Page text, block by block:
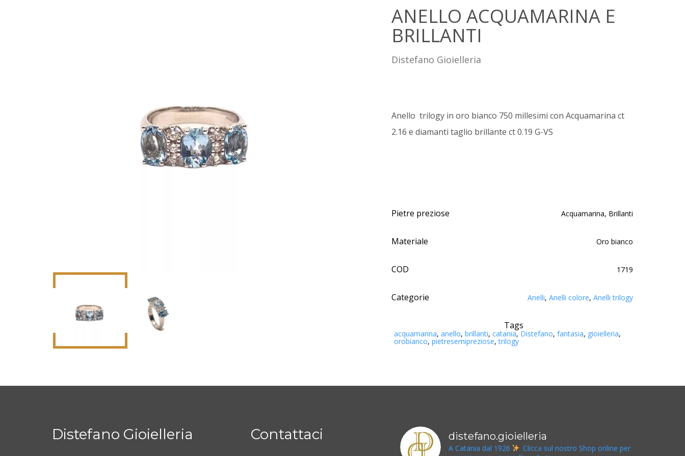
ANELLO ACQUAMARINA E
BRILLANTI
Distefano Gioielleria
Anello trilogy in oro bianco 750 millesimi con Acquamarina ct
2.16 e diamanti taglio brillante ct 0.19 G-VS
Pietre preziose Acquamarina, Brillanti
Materiale Oro bianco
COD 1719
Categorie Anelli, Anelli colore, Anelli trilogy
Tags
acquamarina, anello, brillanti, catania, Distefano, fantasia, gioielleria,
orobianco, pietresemipreziose,trilogy
Distefano Gioielleria Contattaci distefano.gioielleria
A Catania dal 1926
Clicca sul nostro Shop online per